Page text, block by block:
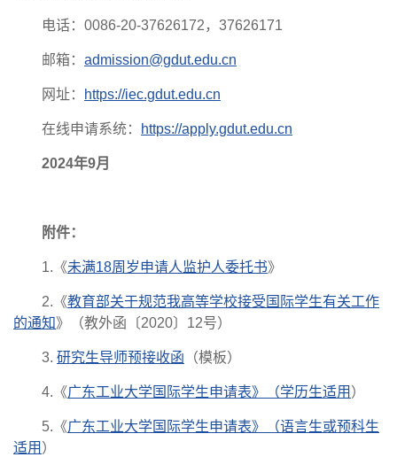
电话：0086-20-37626172，37626171
邮箱： admission@gdut.edu.cn
网址： https://iec.gdut.edu.cn
在线申请系统： https://apply.gdut.edu.cn
2024年9月
附件：
1.《未满18周岁申请人监护人委托书》
2.《教育部关于规范我高等学校接受国际学生有关工作
的通知》（教外函〔2020〕12号）
3. 研究生导师预接收函 （模板）
4.《广东工业大学国际学生申请表》（学历生适用 ）
5.《广东工业大学国际学生申请表》（语言生或预科生
适用 ）